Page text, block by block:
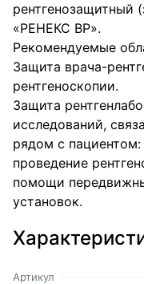
рентгенозащитный
«РЕНЕКС ВР».
Рекомендуемые
Защита врача-
рентгеноскопии.
Защита
исследований,
рядом с пациентом:
проведение
помощи
установок.
Артикул